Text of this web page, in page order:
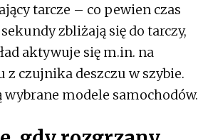
tarcze – co pewien czas
zbliżają się do tarczy,
aktywuje się m.in. na
z czujnika deszczu w szybie.
modele samochodów.